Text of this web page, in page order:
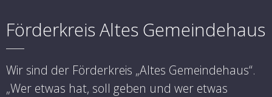
Förderkreis Altes Gemeindehaus
Wir sind der Förderkreis „Altes Gemeindehaus“.
„Wer etwas hat, soll geben und wer etwas